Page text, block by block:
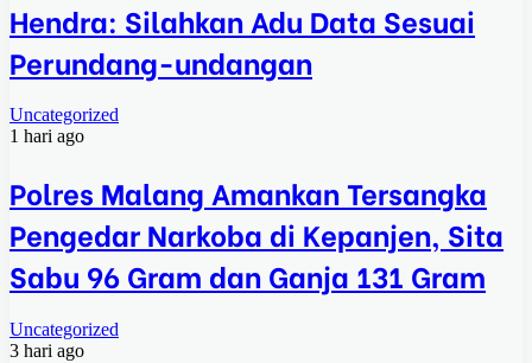
Hendra: Silahkan Adu Data Sesuai
Perundang-undangan
Uncategorized
1 hari ago
Polres Malang Amankan Tersangka
Pengedar Narkoba di Kepanjen, Sita
Sabu 96 Gram dan Ganja 131 Gram
Uncategorized
3 hari ago